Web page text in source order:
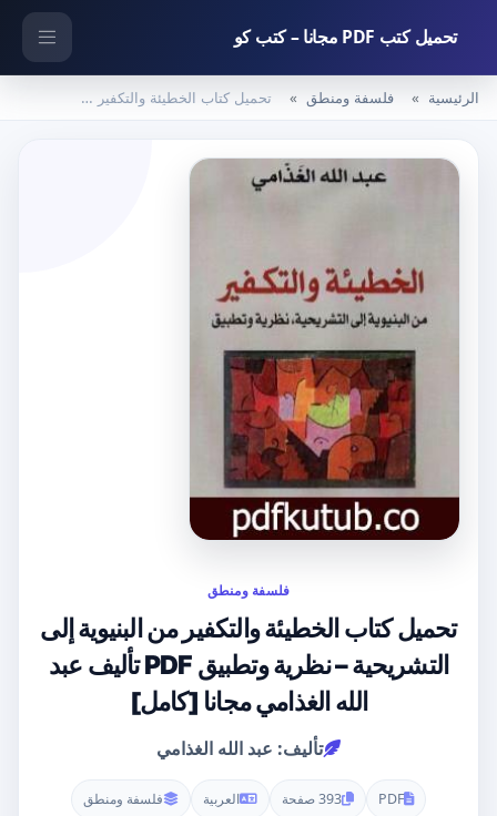
تحميل كتب PDF مجانا – كتب كو
الرئيسية فلسفة ومنطق تحميل كتاب الخطيئة والتكفير من البنيوية إلى التشريحية – نظرية وتطبيق PDF تأليف عبد الله الغذامي مجانا [كامل]
فلسفة ومنطق
تحميل كتاب الخطيئة والتكفير من البنيوية إلى
التشريحية – نظرية وتطبيق PDF تأليف عبد
الله الغذامي مجانا [كامل]
تأليف: عبد الله الغذامي
PDF 393 صفحة العربية فلسفة ومنطق